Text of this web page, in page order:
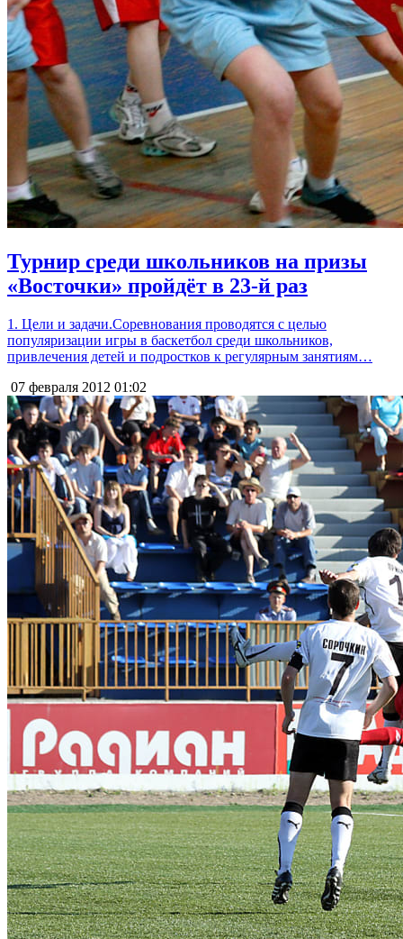
Турнир среди школьников на призы
«Восточки» пройдёт в 23-й раз
1. Цели и задачи.Соревнования проводятся с целью
популяризации игры в баскетбол среди школьников,
привлечения детей и подростков к регулярным занятиям…
07 февраля 2012 01:02